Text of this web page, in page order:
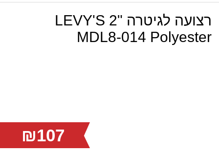
רצועה לגיטרה "2 LEVY'S
MDL8-014 Polyester
₪107